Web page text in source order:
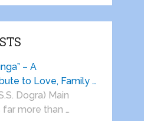
– A
to Love, Family …
Dogra) Main
far more than …